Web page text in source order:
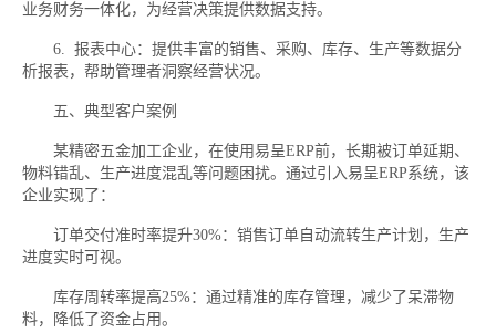
业务财务一体化，为经营决策提供数据支持。
6. 报表中心：提供丰富的销售、采购、库存、生产等数据分
析报表，帮助管理者洞察经营状况。
五、典型客户案例
某精密五金加工企业，在使用易呈ERP前，长期被订单延期、
物料错乱、生产进度混乱等问题困扰。通过引入易呈ERP系统，该
企业实现了：
订单交付准时率提升30%：销售订单自动流转生产计划，生产
进度实时可视。
库存周转率提高25%：通过精准的库存管理，减少了呆滞物
料，降低了资金占用。